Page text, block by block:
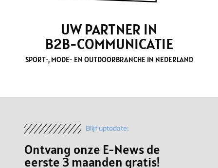
UW PARTNER IN
B2B-COMMUNICATIE
SPORT-, MODE- EN OUTDOORBRANCHE IN NEDERLAND
Blijf uptodate:
Ontvang onze E-News de
eerste 3 maanden gratis!